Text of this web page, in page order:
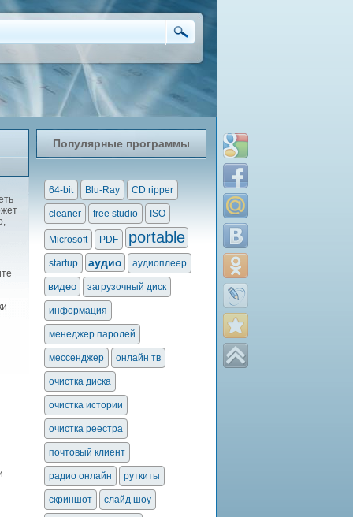
Популярные программы
64-bit Blu-Ray CD ripper
cleaner free studio ISO
Microsoft PDF portable
startup аудио аудиоплеер
видео загрузочный диск
информация
менеджер паролей
мессенджер онлайн тв
очистка диска
очистка истории
очистка реестра
почтовый клиент
радио онлайн руткиты
скриншот слайд шоу